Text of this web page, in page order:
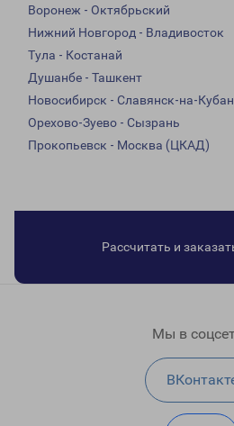
Воронеж - Октябрьский
Нижний Новгород - Владивосток
Тула - Костанай
Душанбе - Ташкент
Новосибирск - Славянск-на-
Орехово-Зуево - Сызрань
Прокопьевск - Москва (ЦКАД)
Рассчитать и
Мы в